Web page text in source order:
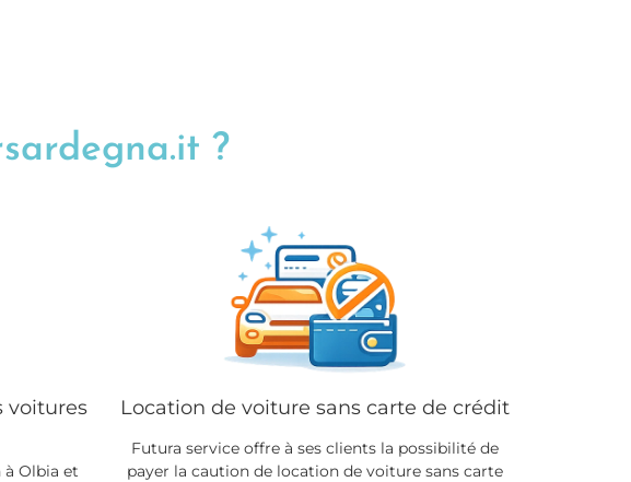
?
voitures
Olbia et
Location de voiture sans carte de crédit
Futura service offre à ses clients la possibilité de
payer la caution de location de voiture sans carte